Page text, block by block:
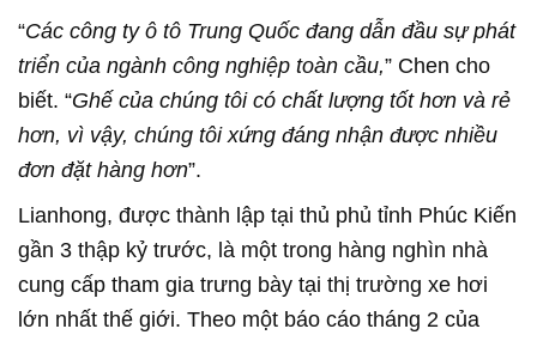
“Các công ty ô tô Trung Quốc đang dẫn đầu sự phát
triển của ngành công nghiệp toàn cầu,” Chen cho
biết. “Ghế của chúng tôi có chất lượng tốt hơn và rẻ
hơn, vì vậy, chúng tôi xứng đáng nhận được nhiều
đơn đặt hàng hơn”.
Lianhong, được thành lập tại thủ phủ tỉnh Phúc Kiến
gần 3 thập kỷ trước, là một trong hàng nghìn nhà
cung cấp tham gia trưng bày tại thị trường xe hơi
lớn nhất thế giới. Theo một báo cáo tháng 2 của